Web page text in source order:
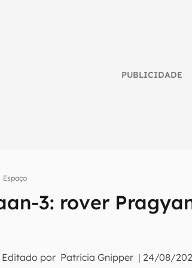
PUBLICIDADE
Espaço
3: rover
Editado por Patricia Gnipper | 24/08/
do Canaltech e receba notícias e